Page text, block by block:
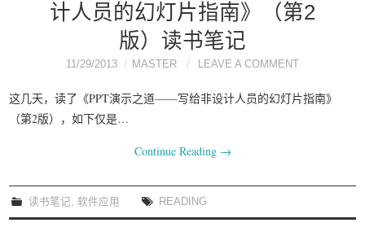
计人员的幻灯片指南》（第2
版）读书笔记
11/29/2013 MASTER LEAVE A COMMENT
这几天，读了《PPT演示之道——写给非设计人员的幻灯片指南》
（第2版），如下仅是…
Continue Reading →
读书笔记 ,软件应用 READING